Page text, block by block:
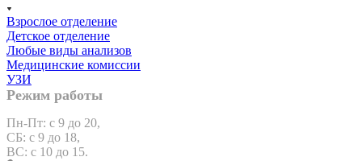
Взрослое отделение
Детское отделение
Любые виды анализов
Медицинские комиссии
УЗИ
Режим работы
Пн-Пт: с 9 до 20,
СБ: с 9 до 18,
ВС: с 10 до 15.